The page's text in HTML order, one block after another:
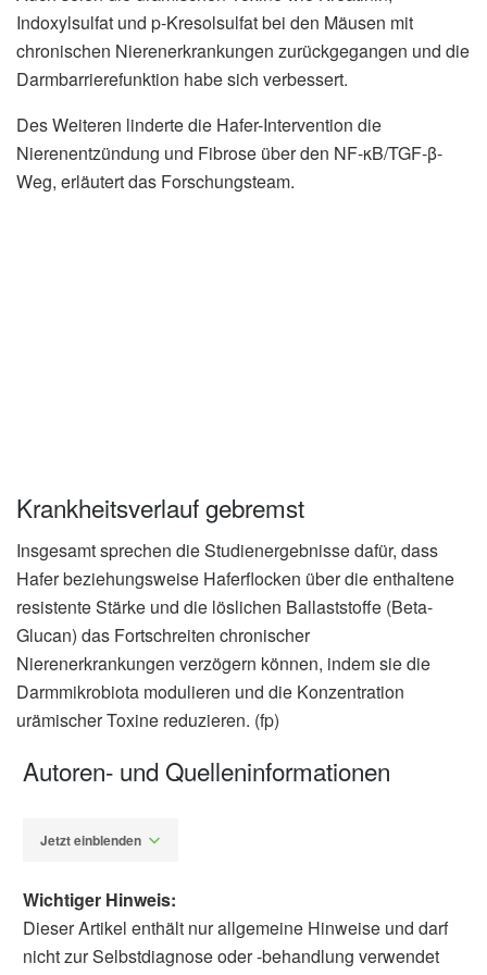
Indoxylsulfat und p-Kresolsulfat bei den Mäusen mit
chronischen Nierenerkrankungen zurückgegangen und die
Darmbarrierefunktion habe sich verbessert.
Des Weiteren linderte die Hafer-Intervention die
Nierenentzündung und Fibrose über den NF-κB/TGF-β-
Weg, erläutert das Forschungsteam.
Krankheitsverlauf gebremst
Insgesamt sprechen die Studienergebnisse dafür, dass
Hafer beziehungsweise Haferflocken über die enthaltene
resistente Stärke und die löslichen Ballaststoffe (Beta-
Glucan) das Fortschreiten chronischer
Nierenerkrankungen verzögern können, indem sie die
Darmmikrobiota modulieren und die Konzentration
urämischer Toxine reduzieren. (fp)
Autoren- und Quelleninformationen
Jetzt einblenden
Wichtiger Hinweis:
Dieser Artikel enthält nur allgemeine Hinweise und darf
nicht zur Selbstdiagnose oder -behandlung verwendet